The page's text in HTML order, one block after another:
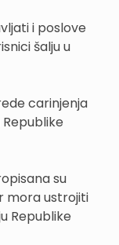
i poslove
šalju u
carinjenja
su
mora ustrojiti
Republike